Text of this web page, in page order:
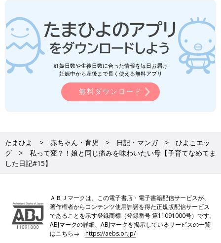
妊娠日数や生後日数に合った情報を毎日お届け
妊娠中から産後まで長く使える無料アプリ
無料ダウンロード
たまひよ 赤ちゃん・育児 日記・マンガ
ひよこエッ
グ
私って変？！娘と同じ痛みを味わいたい母【子育てなめてま
した日記#15】
ＡＢＪマークは、この電子書店・電子書籍配信サービスが、
著作権者からコンテンツ使用許諾を得た正規版配信サービス
であることを示す登録商標（登録番号 第11091000号）です。
ABJマークの詳細、ABJマークを掲示しているサービスの一覧
はこちら→https://aebs.or.jp/